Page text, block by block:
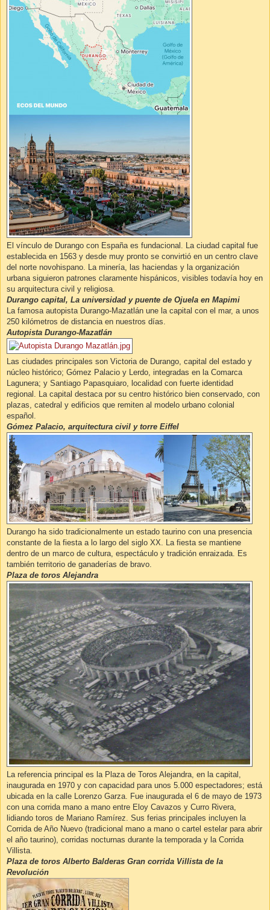
El vínculo de Durango con España es fundacional. La ciudad capital fue
establecida en 1563 y desde muy pronto se convirtió en un centro clave
del norte novohispano. La minería, las haciendas y la organización
urbana siguieron patrones claramente hispánicos, visibles todavía hoy en
su arquitectura civil y religiosa.
Durango capital, La universidad y puente de Ojuela en Mapimi
La famosa autopista Durango-Mazatlán une la capital con el mar, a unos
250 kilómetros de distancia en nuestros días.
Autopista Durango-Mazatlán
Las ciudades principales son Victoria de Durango, capital del estado y
núcleo histórico; Gómez Palacio y Lerdo, integradas en la Comarca
Lagunera; y Santiago Papasquiaro, localidad con fuerte identidad
regional. La capital destaca por su centro histórico bien conservado, con
plazas, catedral y edificios que remiten al modelo urbano colonial
español.
Gómez Palacio, arquitectura civil y torre Eiffel
Durango ha sido tradicionalmente un estado taurino con una presencia
constante de la fiesta a lo largo del siglo XX. La fiesta se mantiene
dentro de un marco de cultura, espectáculo y tradición enraizada. Es
también territorio de ganaderías de bravo.
Plaza de toros Alejandra
La referencia principal es la Plaza de Toros Alejandra, en la capital,
inaugurada en 1970 y con capacidad para unos 5.000 espectadores; está
ubicada en la calle Lorenzo Garza. Fue inaugurada el 6 de mayo de 1973
con una corrida mano a mano entre Eloy Cavazos y Curro Rivera,
lidiando toros de Mariano Ramírez. Sus ferias principales incluyen la
Corrida de Año Nuevo (tradicional mano a mano o cartel estelar para abrir
el año taurino), corridas nocturnas durante la temporada y la Corrida
Villista.
Plaza de toros Alberto Balderas Gran corrida Villista de la
Revolución